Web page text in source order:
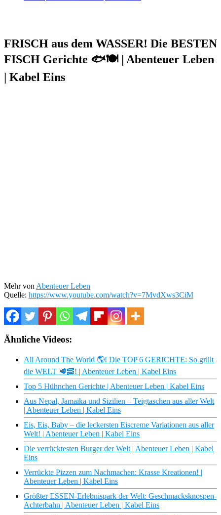
FRISCH aus dem WASSER! Die BESTEN
FISCH Gerichte 🐟🍽 | Abenteuer Leben
| Kabel Eins
Mehr von Abenteuer Leben
Quelle: https://www.youtube.com/watch?v=7MvdXws3CiM
Ähnliche Videos:
All Around The World 🌎​! Die TOP 6 GERICHTE: So grillt
die WELT 🥩​🥓​! | Abenteuer Leben | Kabel Eins
Top 5 Hühnchen Gerichte | Abenteuer Leben | Kabel Eins
Aus Nepal, Jamaika und Sizilien – Teigtaschen aus aller Welt
| Abenteuer Leben | Kabel Eins
Eis, Eis, Baby – die leckersten Eiscreme Variationen aus aller
Welt! | Abenteuer Leben | Kabel Eins
Die verrücktesten Burger der Welt | Abenteuer Leben | Kabel
Eins
Verrückte Pizzen zum Nachmachen: Krasse Kreationen! |
Abenteuer Leben | Kabel Eins
Größter ESSEN-Erlebnispark der Welt: Geschmacksknospen-
Achterbahn | Abenteuer Leben | Kabel Eins